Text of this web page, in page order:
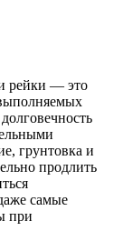
рейки — это
грунтовка и
продлить
самые
при